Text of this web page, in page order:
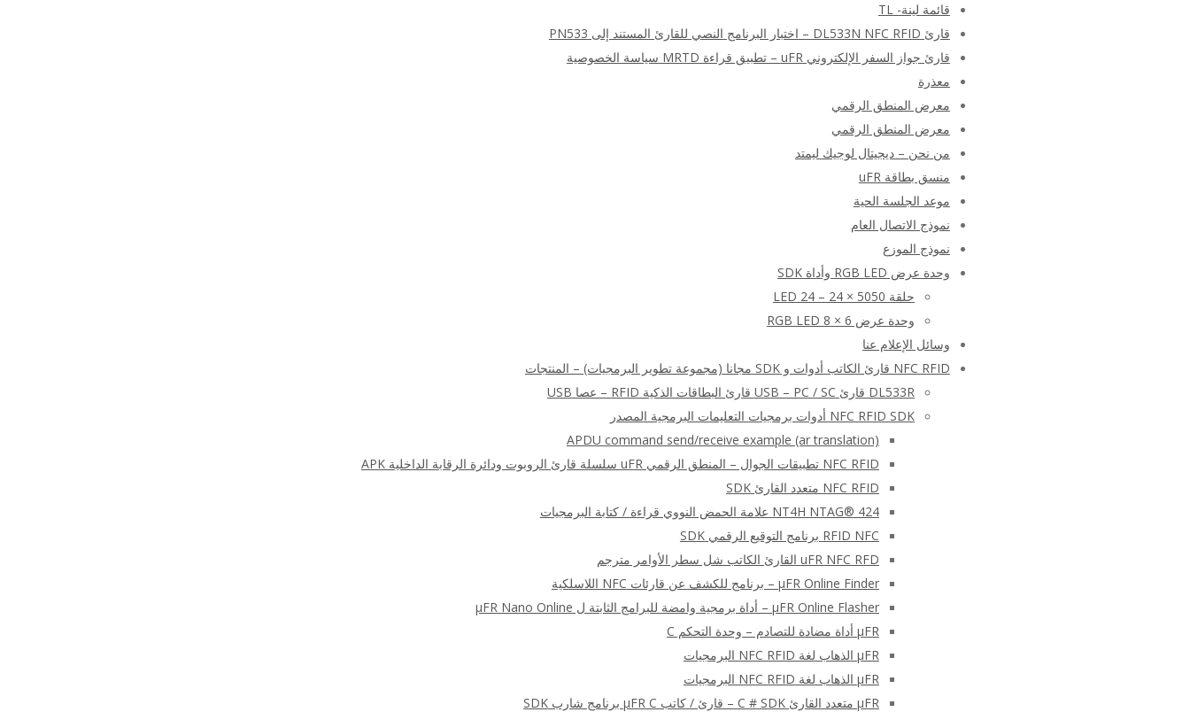
قائمة لينة- TL
قارئ DL533N NFC RFID – اختبار البرنامج النصي للقارئ المستند إلى PN533
قارئ جواز السفر الإلكتروني uFR – تطبيق قراءة MRTD سياسة الخصوصية
معذرة
معرض المنطق الرقمي
معرض المنطق الرقمي
من نحن – ديجيتال لوجيك ليمتد
منسق بطاقة uFR
موعد الجلسة الحية
نموذج الاتصال العام
نموذج الموزع
وحدة عرض RGB LED وأداة SDK
حلقة LED 24 – 24 × 5050
وحدة عرض RGB LED 8 × 6
وسائل الإعلام عنا
NFC RFID قارئ الكاتب أدوات و SDK مجانا (مجموعة تطوير البرمجيات) – المنتجات
DL533R قارئ USB – PC / SC قارئ البطاقات الذكية RFID – عصا USB
NFC RFID SDK أدوات برمجيات التعليمات البرمجية المصدر
APDU command send/receive example (ar translation)
NFC RFID تطبيقات الجوال – المنطق الرقمي uFR سلسلة قارئ الروبوت ودائرة الرقابة الداخلية APK
NFC RFID متعدد القارئ SDK
NT4H NTAG® 424 علامة الحمض النووي قراءة / كتابة البرمجيات
RFID NFC برنامج التوقيع الرقمي SDK
uFR NFC RFD القارئ الكاتب شل سطر الأوامر مترجم
μFR Online Finder – برنامج للكشف عن قارئات NFC اللاسلكية
μFR Online Flasher – أداة برمجية وامضة للبرامج الثابتة ل μFR Nano Online
μFR أداة مضادة للتصادم – وحدة التحكم C
μFR الذهاب لغة NFC RFID البرمجيات
μFR الذهاب لغة NFC RFID البرمجيات
μFR متعدد القارئ C # SDK – قارئ / كاتب μFR C برنامج شارب SDK